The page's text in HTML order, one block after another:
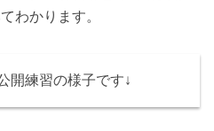
わかります。
開練習の様子です↓